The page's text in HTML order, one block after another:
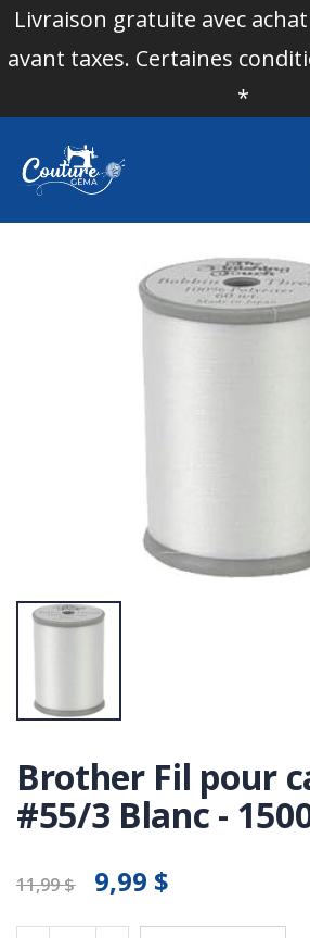
Livraison gratuite avec
avant taxes. Certaines
*
Brother Fil pour
#55/3 Blanc -
11,99 $ 9,99 $